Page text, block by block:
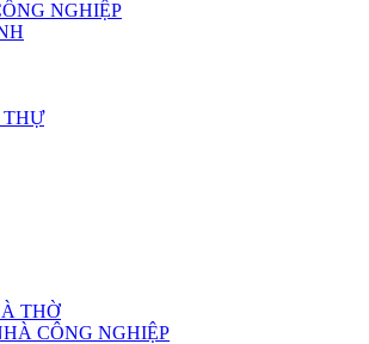
NGHIỆP
THỜ
CÔNG NGHIỆP